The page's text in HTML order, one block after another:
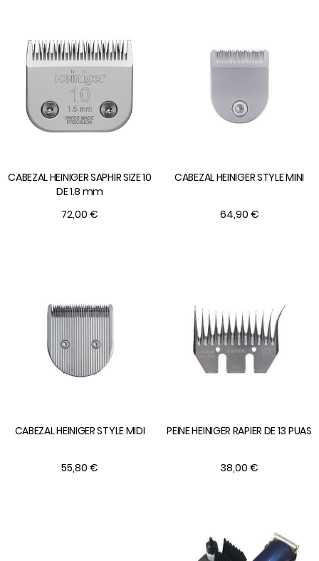
CABEZAL HEINIGER SAPHIR SIZE 10
DE 1.8 mm
72,00 €
CABEZAL HEINIGER STYLE MINI
64,90 €
CABEZAL HEINIGER STYLE MIDI
55,80 €
PEINE HEINIGER RAPIER DE 13 PUAS
38,00 €